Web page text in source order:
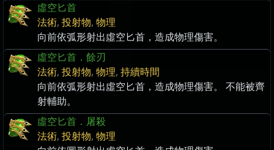
虛空匕首
法術, 投射物, 物理
向前依弧形射出虛空匕首，造成物理傷害。
虛空匕首．餘刃
法術, 投射物, 物理, 持續時間
向前依弧形射出虛空匕首，造成物理傷害。 不能被齊
射輔助。
虛空匕首．屠殺
法術, 投射物, 物理